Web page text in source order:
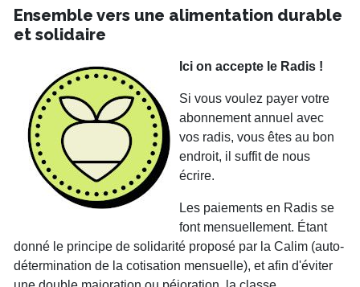
Ensemble vers une alimentation durable
et solidaire
Ici on accepte le Radis !
Si vous voulez payer votre
abonnement annuel avec
vos radis, vous êtes au bon
endroit, il suffit de nous
écrire.
Les paiements en Radis se
font mensuellement. Étant
donné le principe de solidarité proposé par la Calim (auto-
détermination de la cotisation mensuelle), et afin d'éviter